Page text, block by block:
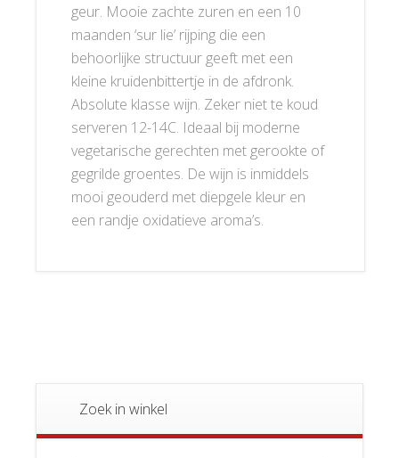
geur. Mooie zachte zuren en een 10
maanden ‘sur lie’ rijping die een
behoorlijke structuur geeft met een
kleine kruidenbittertje in de afdronk.
Absolute klasse wijn. Zeker niet te koud
serveren 12-14C. Ideaal bij moderne
vegetarische gerechten met gerookte of
gegrilde groentes. De wijn is inmiddels
mooi geouderd met diepgele kleur en
een randje oxidatieve aroma’s.
Zoek in winkel